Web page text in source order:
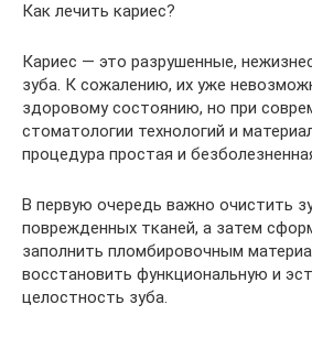
Как лечить кариес?
Кариес — это разрушенные,
зуба. К сожалению, их уже
здоровому состоянию, но при
стоматологии технологий и
процедура простая и
В первую очередь важно очистить
поврежденных тканей, а затем
заполнить пломбировочным
восстановить функциональную и
целостность зуба.